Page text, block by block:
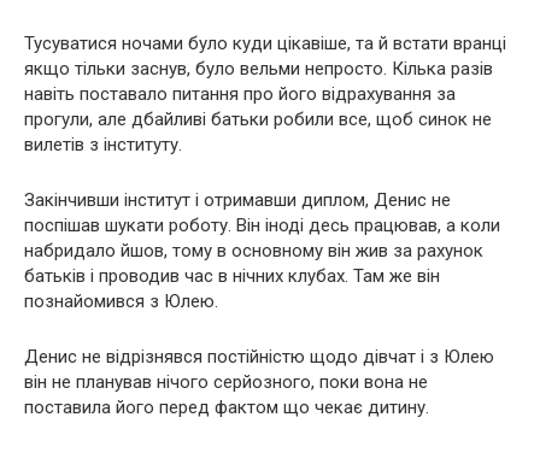
Тусуватися ночами було куди цікавіше, та й встати вранці
якщо тільки заснув, було вельми непросто. Кілька разів
навіть поставало питання про його відрахування за
прогули, але дбайливі батьки робили все, щоб синок не
вилетів з інституту.
Закінчивши інститут і отримавши диплом, Денис не
поспішав шукати роботу. Він іноді десь працював, а коли
набридало йшов, тому в основному він жив за рахунок
батьків і проводив час в нічних клубах. Там же він
познайомився з Юлею.
Денис не відрізнявся постійністю щодо дівчат і з Юлею
він не планував нічого серйозного, поки вона не
поставила його перед фактом що чекає дитину.